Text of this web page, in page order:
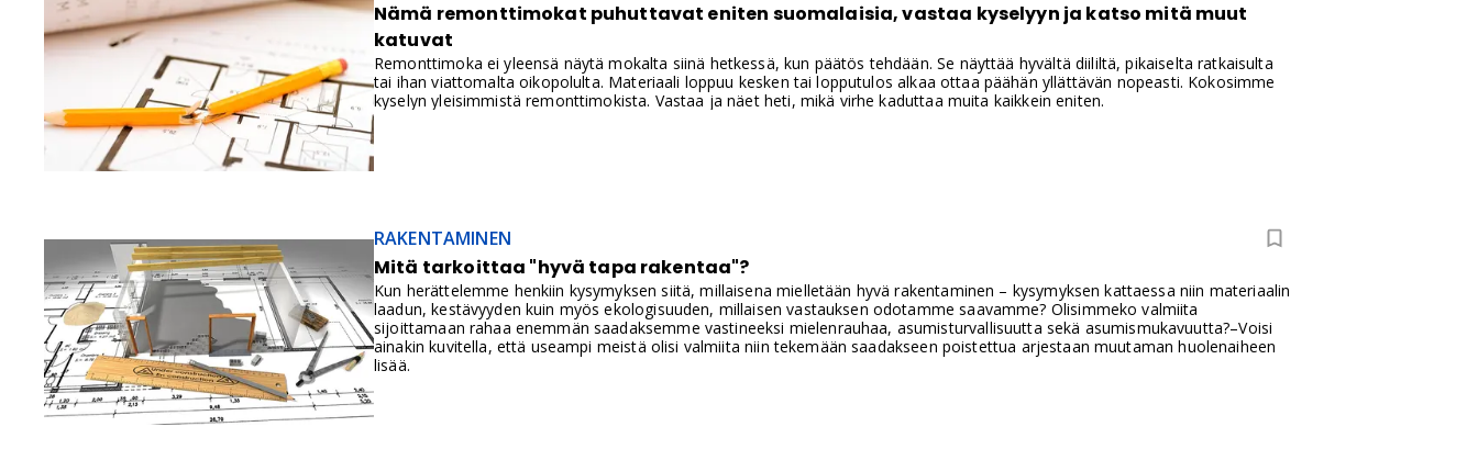
Nämä remonttimokat puhuttavat eniten suomalaisia, vastaa kyselyyn ja katso mitä muut
katuvat
Remonttimoka ei yleensä näytä mokalta siinä hetkessä, kun päätös tehdään. Se näyttää hyvältä diililtä, pikaiselta ratkaisulta
tai ihan viattomalta oikopolulta. Materiaali loppuu kesken tai lopputulos alkaa ottaa päähän yllättävän nopeasti. Kokosimme
kyselyn yleisimmistä remonttimokista. Vastaa ja näet heti, mikä virhe kaduttaa muita kaikkein eniten.
RAKENTAMINEN
Mitä tarkoittaa "hyvä tapa rakentaa"?
Kun herättelemme henkiin kysymyksen siitä, millaisena mielletään hyvä rakentaminen – kysymyksen kattaessa niin materiaalin
laadun, kestävyyden kuin myös ekologisuuden, millaisen vastauksen odotamme saavamme? Olisimmeko valmiita
sijoittamaan rahaa enemmän saadaksemme vastineeksi mielenrauhaa, asumisturvallisuutta sekä asumismukavuutta?–Voisi
ainakin kuvitella, että useampi meistä olisi valmiita niin tekemään saadakseen poistettua arjestaan muutaman huolenaiheen
lisää.